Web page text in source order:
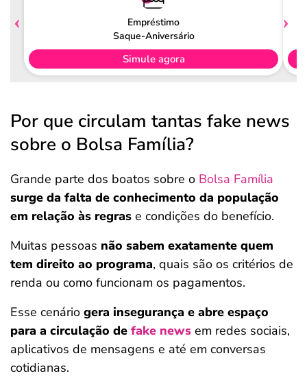
Empréstimo
Saque-Aniversário
Simule agora
Por que circulam tantas fake news
sobre o Bolsa Família?
Grande parte dos boatos sobre o Bolsa Família
surge da falta de conhecimento da população
em relação às regras e condições do benefício.
Muitas pessoas não sabem exatamente quem
tem direito ao programa, quais são os critérios de
renda ou como funcionam os pagamentos.
Esse cenário gera insegurança e abre espaço
para a circulação de fake news em redes sociais,
aplicativos de mensagens e até em conversas
cotidianas.